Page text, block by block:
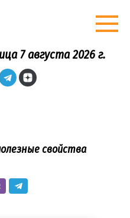
7 августа 2026 г.
свойства